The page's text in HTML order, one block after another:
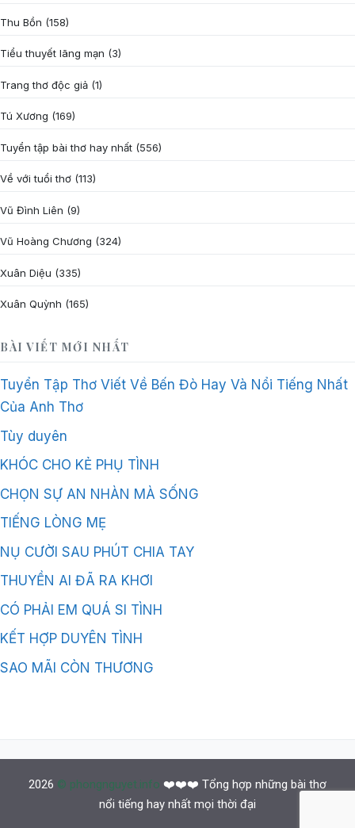
Thu Bồn (158)
Tiểu thuyết lãng mạn (3)
Trang thơ độc giả (1)
Tú Xương (169)
Tuyển tập bài thơ hay nhất (556)
Về với tuổi thơ (113)
Vũ Đình Liên (9)
Vũ Hoàng Chương (324)
Xuân Diệu (335)
Xuân Quỳnh (165)
BÀI VIẾT MỚI NHẤT
Tuyển Tập Thơ Viết Về Bến Đò Hay Và Nổi Tiếng Nhất
Của Anh Thơ
Tùy duyên
KHÓC CHO KẺ PHỤ TÌNH
CHỌN SỰ AN NHÀN MÀ SỐNG
TIẾNG LÒNG MẸ
NỤ CƯỜI SAU PHÚT CHIA TAY
THUYỀN AI ĐÃ RA KHƠI
CÓ PHẢI EM QUÁ SI TÌNH
KẾT HỢP DUYÊN TÌNH
SAO MÃI CÒN THƯƠNG
2026 © phongnguyet.info ❤️❤️❤️ Tổng hợp những bài thơ
nổi tiếng hay nhất mọi thời đại